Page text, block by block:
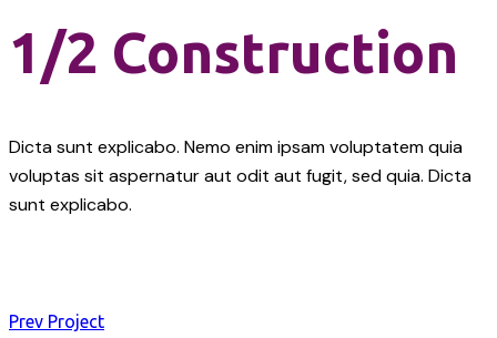
1/2 Construction
Dicta sunt explicabo. Nemo enim ipsam voluptatem quia
voluptas sit aspernatur aut odit aut fugit, sed quia. Dicta
sunt explicabo.
Prev Project